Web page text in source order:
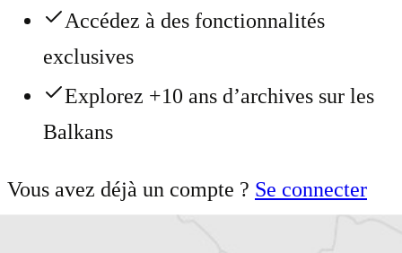
Accédez à des fonctionnalités
exclusives
Explorez +10 ans d’archives sur les
Balkans
Vous avez déjà un compte ? Se connecter